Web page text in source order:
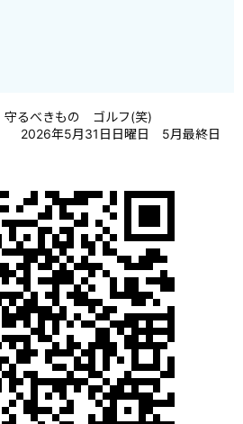
るべきもの ゴルフ(笑)
2026年5月31日日曜日 5月最終日